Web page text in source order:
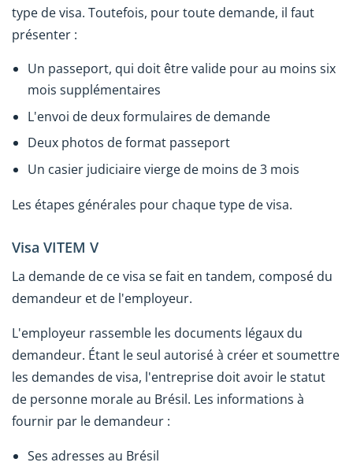
type de visa. Toutefois, pour toute demande, il faut
présenter :
Un passeport, qui doit être valide pour au moins six
mois supplémentaires
L'envoi de deux formulaires de demande
Deux photos de format passeport
Un casier judiciaire vierge de moins de 3 mois
Les étapes générales pour chaque type de visa.
Visa VITEM V
La demande de ce visa se fait en tandem, composé du
demandeur et de l'employeur.
L'employeur rassemble les documents légaux du
demandeur. Étant le seul autorisé à créer et soumettre
les demandes de visa, l'entreprise doit avoir le statut
de personne morale au Brésil. Les informations à
fournir par le demandeur :
Ses adresses au Brésil